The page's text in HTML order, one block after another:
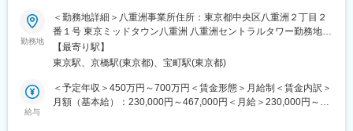
■就業環境
・就業時間:9:00～17:45（フレックスタイム） ※コアタイム
13:00～14:00
半期末対応）、5月（期首対応）
・テレワーク:有・月の中旬～下旬は、各自の裁量で出社とテレワ
防災設備のリーディングカンパニーである当社にて、CS設備本部
の管理会計・事業所経理をご担当いただきます。東京地区が営業
エリアであるため当社でも売上・利益が大きな事業所で、重要性
が高い部署です。
■業務内容 事業所別決算や予実管理、業務管理を中心にお任せし
ます。同社では本支店会計を採用しており、独立した貸借対照
勤務地
＜勤務地詳細＞八重洲事業所住所：東京都中央区八重洲２丁目２
番１号 東京ミッドタウン八重洲 八重洲セントラルタワー勤務地最
寄駅：JR 丸ノ内線線／東京駅受動喫煙対策：屋内喫煙可能場所あ
り変更の範囲：会社の定める事業所
【最寄り駅】
東京駅、京橋駅(東京都)、宝町駅(東京都)
給与
＜予定年収＞450万円～700万円＜賃金形態＞月給制＜賃金内訳＞
月額（基本給）：230,000円～467,000円＜月給＞230,000円～